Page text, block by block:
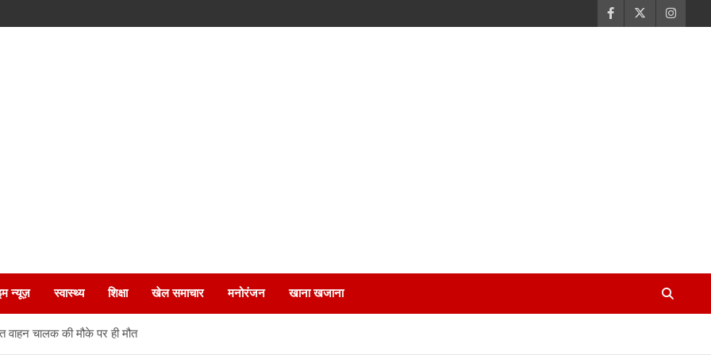
न्यूज़ स्वास्थ्य शिक्षा खेल समाचार मनोरंजन खाना खजाना
वाहन चालक की मौके पर ही मौत